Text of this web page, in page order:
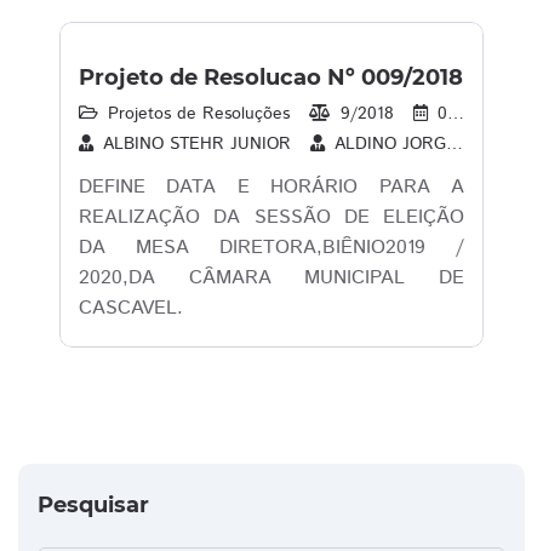
Projeto de Resolucao Nº 009/2018
Projetos de Resoluções 9/2018
03/07/2018
ALBINO STEHR JUNIOR
ALDINO JORGE BUENO
DEFINE DATA E HORÁRIO PARA A
REALIZAÇÃO DA SESSÃO DE ELEIÇÃO
DA MESA DIRETORA,BIÊNIO2019 /
2020,DA CÂMARA MUNICIPAL DE
CASCAVEL.
Pesquisar